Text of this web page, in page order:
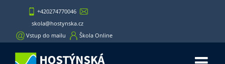
content
+420274770046
skola@hostynska.cz
Vstup do mailu
Škola Online